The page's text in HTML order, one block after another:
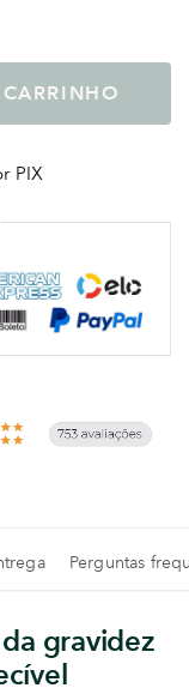
PIX
Perguntas
gravidez